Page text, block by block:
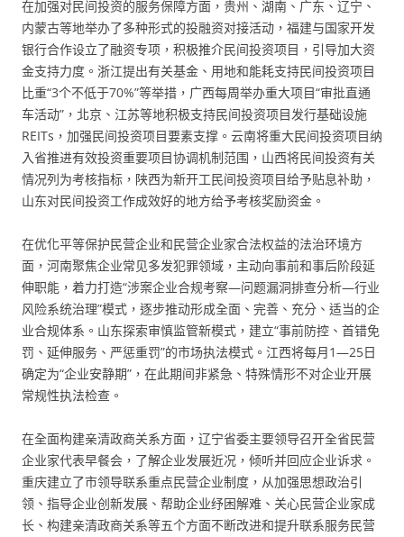
在加强对民间投资的服务保障方面，贵州、湖南、广东、辽宁、
内蒙古等地举办了多种形式的投融资对接活动，福建与国家开发
银行合作设立了融资专项，积极推介民间投资项目，引导加大资
金支持力度。浙江提出有关基金、用地和能耗支持民间投资项目
比重“3个不低于70%”等举措，广西每周举办重大项目“审批直通
车活动”，北京、江苏等地积极支持民间投资项目发行基础设施
REITs，加强民间投资项目要素支撑。云南将重大民间投资项目纳
入省推进有效投资重要项目协调机制范围，山西将民间投资有关
情况列为考核指标，陕西为新开工民间投资项目给予贴息补助，
山东对民间投资工作成效好的地方给予考核奖励资金。
在优化平等保护民营企业和民营企业家合法权益的法治环境方
面，河南聚焦企业常见多发犯罪领域，主动向事前和事后阶段延
伸职能，着力打造“涉案企业合规考察—问题漏洞排查分析—行业
风险系统治理”模式，逐步推动形成全面、完善、充分、适当的企
业合规体系。山东探索审慎监管新模式，建立“事前防控、首错免
罚、延伸服务、严惩重罚”的市场执法模式。江西将每月1—25日
确定为“企业安静期”，在此期间非紧急、特殊情形不对企业开展
常规性执法检查。
在全面构建亲清政商关系方面，辽宁省委主要领导召开全省民营
企业家代表早餐会，了解企业发展近况，倾听并回应企业诉求。
重庆建立了市领导联系重点民营企业制度，从加强思想政治引
领、指导企业创新发展、帮助企业纾困解难、关心民营企业家成
长、构建亲清政商关系等五个方面不断改进和提升联系服务民营